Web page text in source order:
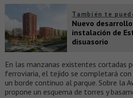
También te
Nuevo
instalación de
disuasorio
En las manzanas existentes cortadas
ferroviaria, el tejido se completará
un borde continuo al parque. Sobre la
propone un esquema de torres y